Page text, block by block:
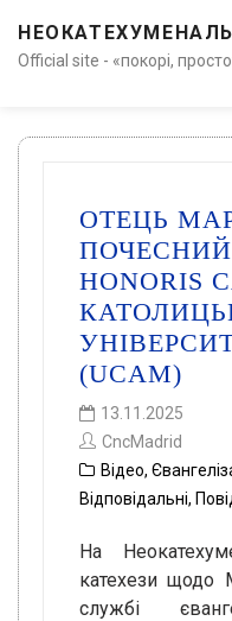
Official site - «покорі,
ОТЕЦЬ
HONORIS
(UCAM)
13.11.2025
CncMadrid
Відео,
Відповідальні,
На
катехези щодо
службі